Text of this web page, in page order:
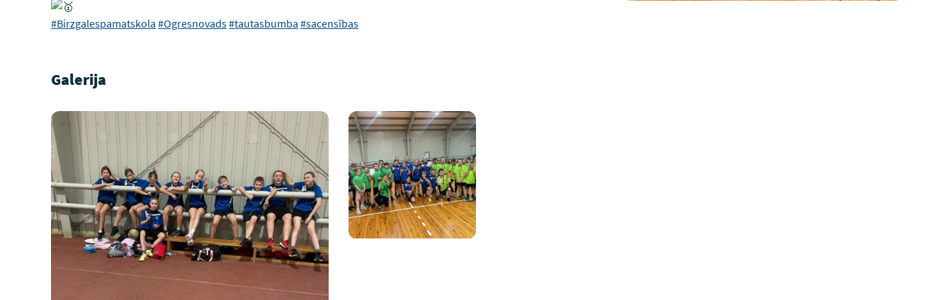
#Birzgalespamatskola #Ogresnovads#tautasbumba #sacensības
Galerija